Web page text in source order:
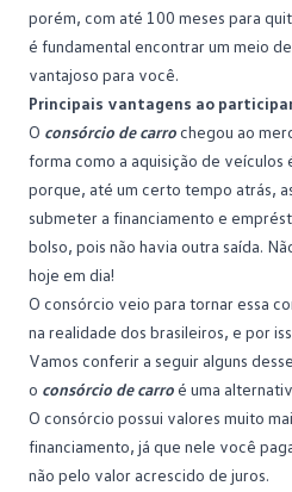
porém, com até 100 meses para
é fundamental encontrar um meio
vantajoso para você.
Principais vantagens ao
O consórcio de carrochegou ao
forma como a aquisição de veículos
porque, até um certo tempo atrás,
submeter a financiamento e
bolso, pois não havia outra saída.
hoje em dia!
O consórcio veio para tornar essa
na realidade dos brasileiros, e por
Vamos conferir a seguir alguns
o consórcio de carroé uma
O consórcio possui valores muito
financiamento, já que nele você
não pelo valor acrescido de juros.